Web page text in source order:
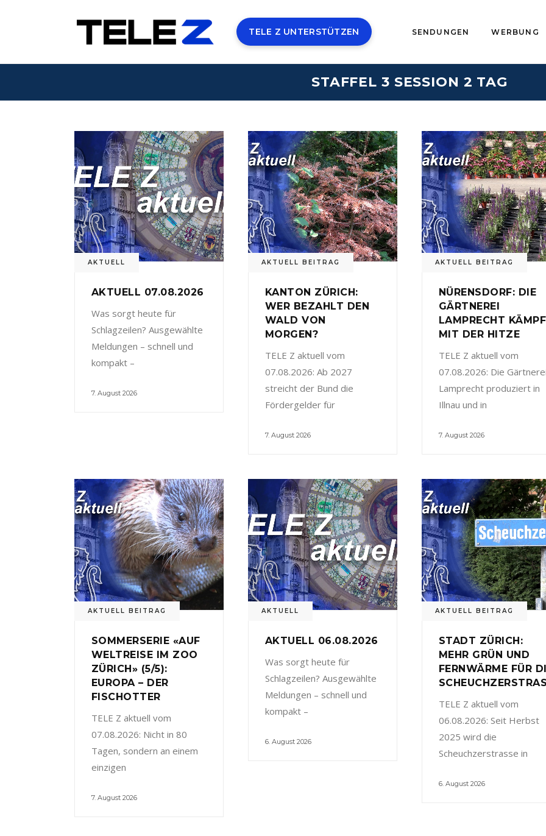
TELE Z UNTERSTÜTZEN SENDUNGEN WERBUNG
STAFFEL 3 SESSION 2 TAG
AKTUELL
AKTUELL 07.08.2026
Was sorgt heute für
Schlagzeilen? Ausgewählte
Meldungen – schnell und
kompakt –
7. August 2026
AKTUELL BEITRAG
KANTON ZÜRICH:
WER BEZAHLT DEN
WALD VON
MORGEN?
TELE Z aktuell vom
07.08.2026: Ab 2027
streicht der Bund die
Fördergelder für
7. August 2026
AKTUELL BEITRAG
NÜRENSDORF: DIE
GÄRTNEREI
LAMPRECHT
MIT DER HITZE
TELE Z aktuell vom
07.08.2026: Die
Lamprecht produziert in
Illnau und in
7. August 2026
AKTUELL BEITRAG
SOMMERSERIE «AUF
WELTREISE IM ZOO
ZÜRICH» (5/5):
EUROPA – DER
FISCHOTTER
TELE Z aktuell vom
07.08.2026: Nicht in 80
Tagen, sondern an einem
einzigen
7. August 2026
AKTUELL
AKTUELL 06.08.2026
Was sorgt heute für
Schlagzeilen? Ausgewählte
Meldungen – schnell und
kompakt –
6. August 2026
AKTUELL BEITRAG
STADT ZÜRICH:
MEHR GRÜN UND
FERNWÄRME FÜR
TELE Z aktuell vom
06.08.2026: Seit Herbst
2025 wird die
Scheuchzerstrasse in
6. August 2026